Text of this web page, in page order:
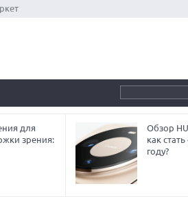
для
зрения:
Обзор
как
году?